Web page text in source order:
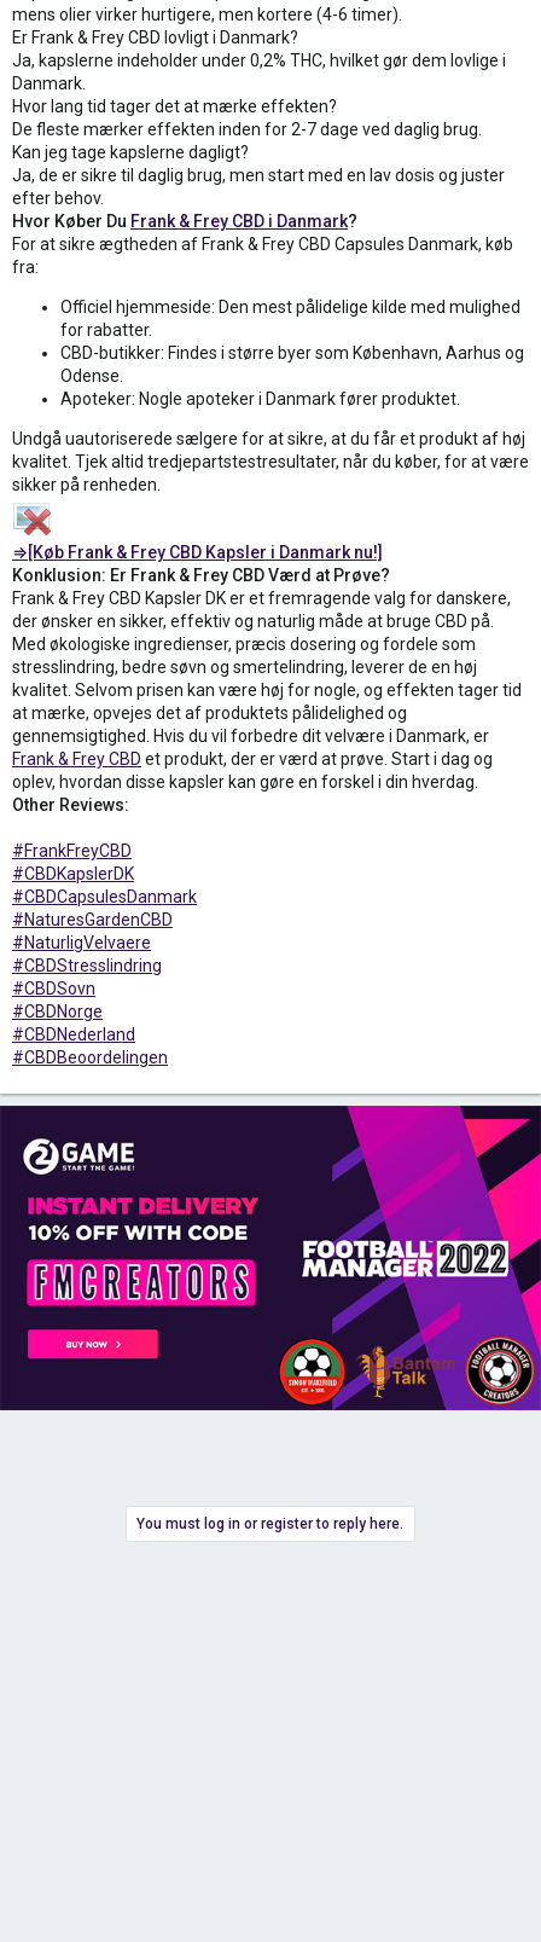
mens olier virker hurtigere, men kortere (4-6 timer).
Er Frank & Frey CBD lovligt i Danmark?
Ja, kapslerne indeholder under 0,2% THC, hvilket gør dem lovlige i
Danmark.
Hvor lang tid tager det at mærke effekten?
De fleste mærker effekten inden for 2-7 dage ved daglig brug.
Kan jeg tage kapslerne dagligt?
Ja, de er sikre til daglig brug, men start med en lav dosis og juster
efter behov.
Hvor Køber Du Frank & Frey CBD i Danmark?
For at sikre ægtheden af Frank & Frey CBD Capsules Danmark, køb
fra:
Officiel hjemmeside: Den mest pålidelige kilde med mulighed
for rabatter.
CBD-butikker: Findes i større byer som København, Aarhus og
Odense.
Apoteker: Nogle apoteker i Danmark fører produktet.
Undgå uautoriserede sælgere for at sikre, at du får et produkt af høj
kvalitet. Tjek altid tredjepartstestresultater, når du køber, for at være
sikker på renheden.
⇒[Køb Frank & Frey CBD Kapsler i Danmark nu!]
Konklusion: Er Frank & Frey CBD Værd at Prøve?
Frank & Frey CBD Kapsler DK er et fremragende valg for danskere,
der ønsker en sikker, effektiv og naturlig måde at bruge CBD på.
Med økologiske ingredienser, præcis dosering og fordele som
stresslindring, bedre søvn og smertelindring, leverer de en høj
kvalitet. Selvom prisen kan være høj for nogle, og effekten tager tid
at mærke, opvejes det af produktets pålidelighed og
gennemsigtighed. Hvis du vil forbedre dit velvære i Danmark, er
Frank & Frey CBD et produkt, der er værd at prøve. Start i dag og
oplev, hvordan disse kapsler kan gøre en forskel i din hverdag.
Other Reviews:
#FrankFreyCBD
#CBDKapslerDK
#CBDCapsulesDanmark
#NaturesGardenCBD
#NaturligVelvaere
#CBDStresslindring
#CBDSovn
#CBDNorge
#CBDNederland
#CBDBeoordelingen
You must log in or register to reply here.